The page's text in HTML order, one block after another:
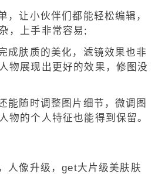
，让小伙伴们都能轻松编辑，
，上手非常容易;
成肤质的美化，滤镜效果也非
物展现出更好的效果，修图没
能随时调整图片细节，微调图
物的个人特征也能得到保留。
人像升级，get大片级美肤肤